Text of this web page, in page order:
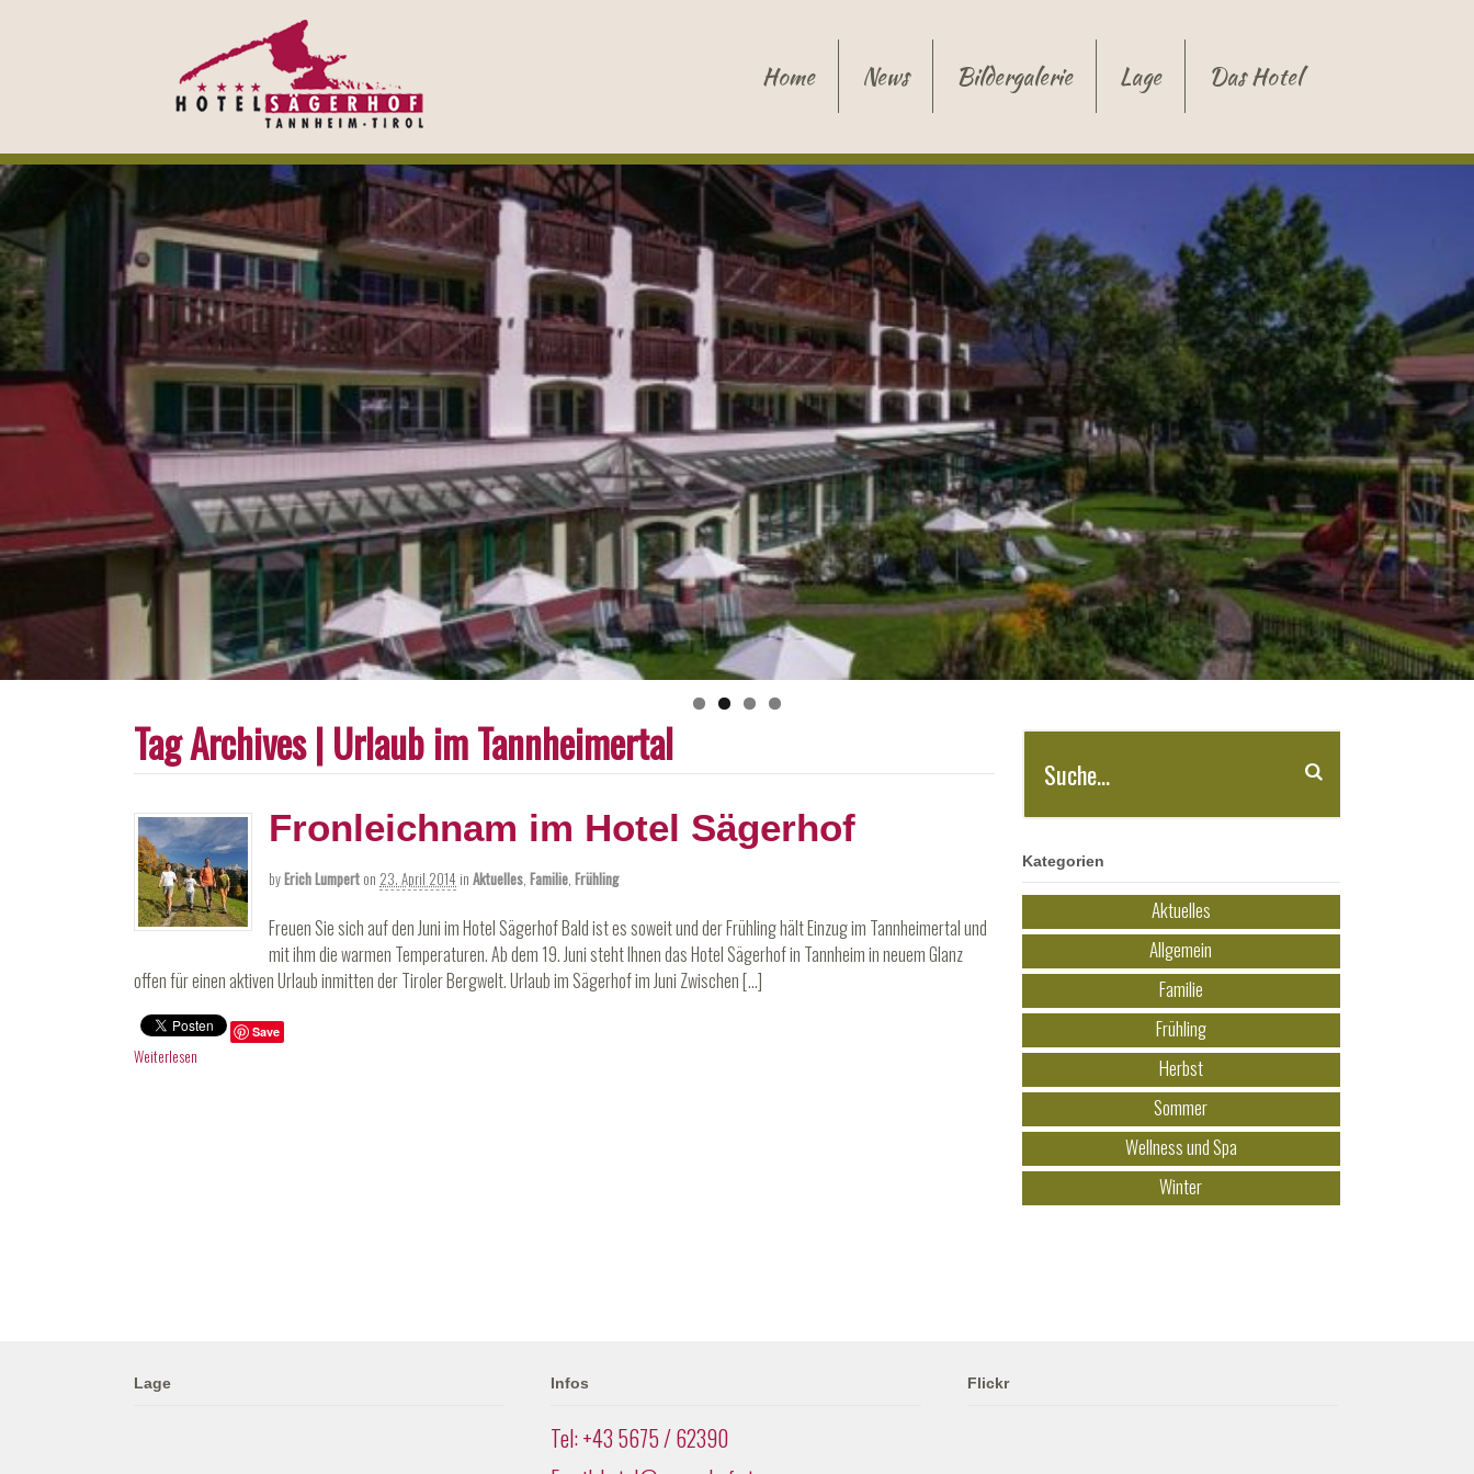
Home News Bildergalerie Lage Das Hotel
Tag Archives | Urlaub im Tannheimertal
Fronleichnam im Hotel Sägerhof
byErich Lumpert on 23. April 2014 in Aktuelles Familie Frühling
Freuen Sie sich auf den Juni im Hotel Sägerhof Bald ist es soweit und der Frühling hält Einzug im Tannheimertal und
mit ihm die warmen Temperaturen. Ab dem 19. Juni steht Ihnen das Hotel Sägerhof in Tannheim in neuem Glanz
offen für einen aktiven Urlaub inmitten der Tiroler Bergwelt. Urlaub im Sägerhof im Juni Zwischen […]
Save
Weiterlesen
Kategorien
Aktuelles
Allgemein
Familie
Frühling
Herbst
Sommer
Wellness und Spa
Winter
Lage Infos
Tel: +43 5675 / 62390
Flickr